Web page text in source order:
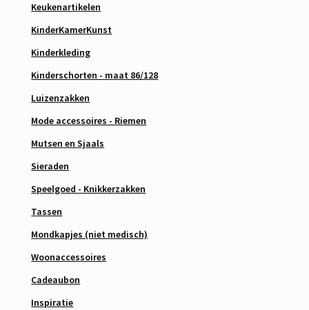
Keukenartikelen
KinderKamerKunst
Kinderkleding
Kinderschorten - maat 86/128
Luizenzakken
Mode accessoires - Riemen
Mutsen en Sjaals
Sieraden
Speelgoed - Knikkerzakken
Tassen
Mondkapjes (niet medisch)
Woonaccessoires
Cadeaubon
Inspiratie